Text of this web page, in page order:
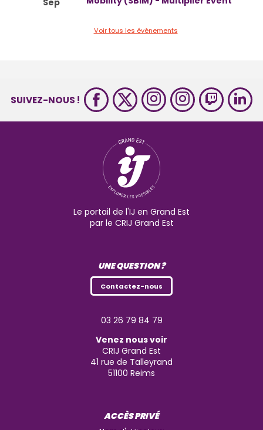
Sep
Voir tous les évènements
SUIVEZ-NOUS !
Le portail de l'IJ en Grand Est
par le CRIJ Grand Est
UNE QUESTION ?
Contactez-nous
03 26 79 84 79
Venez nous voir
CRIJ Grand Est
41 rue de Talleyrand
51100 Reims
ACCÈS PRIVÉ